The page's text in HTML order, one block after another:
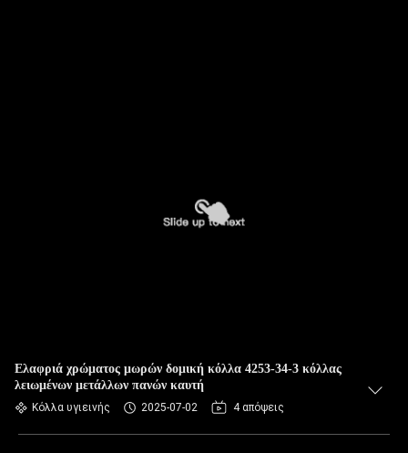
Ελαφριά χρώματος μωρών δομική κόλλα 4253-34-3 κόλλας
λειωμένων μετάλλων πανών καυτή
Κόλλα υγιεινής 2025-07-02 4 απόψεις